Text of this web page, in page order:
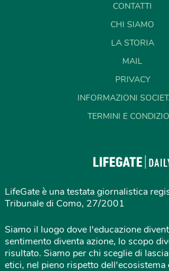
CONTATTI
CHI SIAMO
LA STORIA
MAIL
PRIVACY
INFORMAZIONI
TERMINI E
LifeGate è una testata giornalistica
Tribunale di Como, 27/2001
Siamo il luogo dove l'educazione
sentimento diventa azione, lo scopo
risultato. Siamo per chi sceglie di
etici, nel pieno rispetto